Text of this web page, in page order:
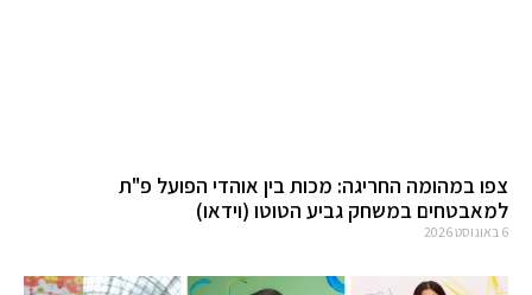
צפו במהומה החריגה: מכות בין אוהדי הפועל פ"ת
למאבטחים במשחק גביע הטוטו (וידאו)
6 באוגוסט 2026